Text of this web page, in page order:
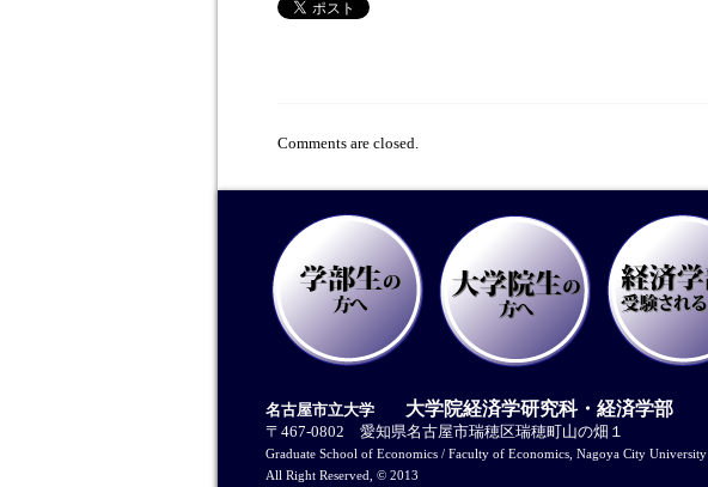
Comments are closed.
名古屋市立大学 大学院経済学研究科・経済学部
〒467-0802 愛知県名古屋市瑞穂区瑞穂町山の畑１
Graduate School of Economics / Faculty of Economics, Nagoya City University
All Right Reserved, © 2013